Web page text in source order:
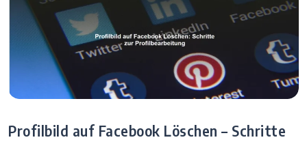
Profilbild auf Facebook Löschen – Schritte